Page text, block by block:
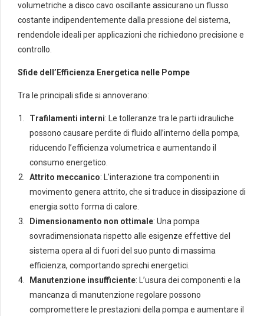
volumetriche a disco cavo oscillante assicurano un flusso
costante indipendentemente dalla pressione del sistema,
rendendole ideali per applicazioni che richiedono precisione e
controllo.
Sfide dell’Efficienza Energetica nelle Pompe
Tra le principali sfide si annoverano:
Trafilamenti interni: Le tolleranze tra le parti idrauliche
possono causare perdite di fluido all’interno della pompa,
riducendo l’efficienza volumetrica e aumentando il
consumo energetico.
Attrito meccanico: L’interazione tra componenti in
movimento genera attrito, che si traduce in dissipazione di
energia sotto forma di calore.
Dimensionamento non ottimale: Una pompa
sovradimensionata rispetto alle esigenze effettive del
sistema opera al di fuori del suo punto di massima
efficienza, comportando sprechi energetici.
Manutenzione insufficiente: L’usura dei componenti e la
mancanza di manutenzione regolare possono
compromettere le prestazioni della pompa e aumentare il